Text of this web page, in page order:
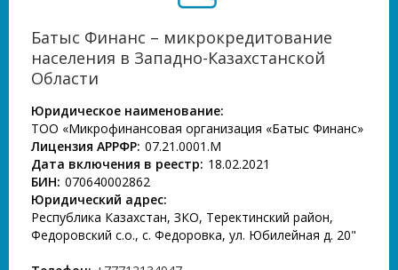
Батыс Финанс – микрокредитование
населения в Западно-Казахстанской
Области
Юридическое наименование:
ТОО «Микрофинансовая организация «Батыс Финанс»
Лицензия АРРФР: 07.21.0001.М
Дата включения в реестр: 18.02.2021
БИН: 070640002862
Юридический адрес:
Республика Казахстан, ЗКО, Теректинский район,
Федоровский с.о., с. Федоровка, ул. Юбилейная д. 20"